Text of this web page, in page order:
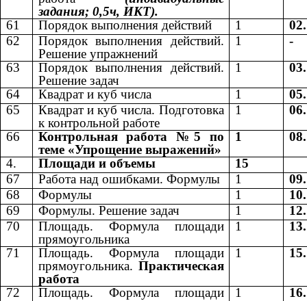
задания; 0,5ч, ИКТ).
61 Порядок выполнения действий 1
62
Порядок выполнения действий.
Решение упражнений
1
-
63
Порядок выполнения действий.
Решение задач
1
64
Квадрат и куб числа 1
65
Квадрат и куб числа. Подготовка
к контрольной работе
1
66
Контрольная работа №5 по
теме «Упрощение выражений»
1
4.
Площади и объемы
15
67
Работа над ошибками. Формулы 1
68
Формулы 1
69
Формулы. Решение задач 1
70
Площадь. Формула площади
прямоугольника
1
71
Площадь. Формула площади
прямоугольника. Практическая
работа
1
72
Площадь. Формула площади
1